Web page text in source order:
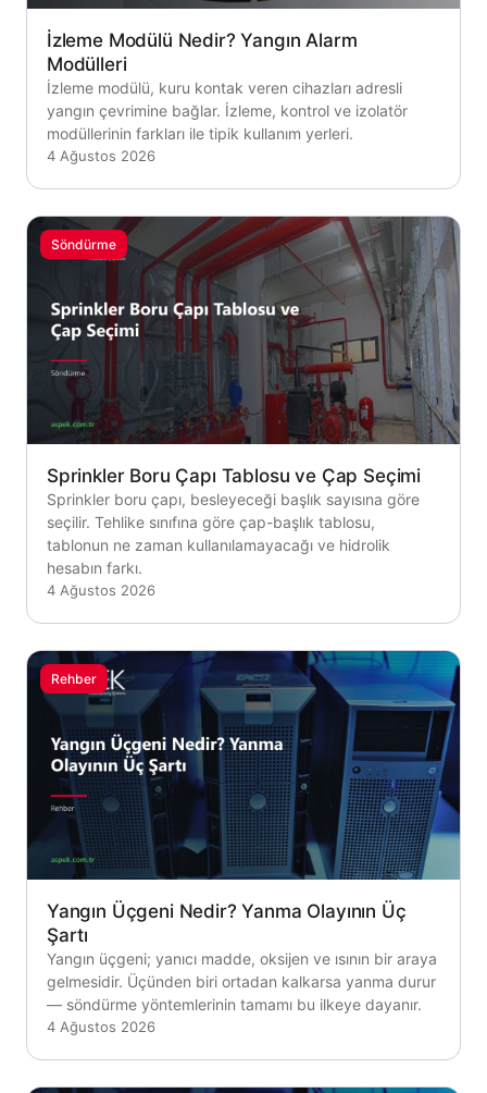
İzleme Modülü Nedir? Yangın Alarm
Modülleri
İzleme modülü, kuru kontak veren cihazları adresli
yangın çevrimine bağlar. İzleme, kontrol ve izolatör
modüllerinin farkları ile tipik kullanım yerleri.
4 Ağustos 2026
Söndürme
Sprinkler Boru Çapı Tablosu ve Çap Seçimi
Sprinkler boru çapı, besleyeceği başlık sayısına göre
seçilir. Tehlike sınıfına göre çap-başlık tablosu,
tablonun ne zaman kullanılamayacağı ve hidrolik
hesabın farkı.
4 Ağustos 2026
Rehber
Yangın Üçgeni Nedir? Yanma Olayının Üç
Şartı
Yangın üçgeni; yanıcı madde, oksijen ve ısının bir araya
gelmesidir. Üçünden biri ortadan kalkarsa yanma durur
— söndürme yöntemlerinin tamamı bu ilkeye dayanır.
4 Ağustos 2026